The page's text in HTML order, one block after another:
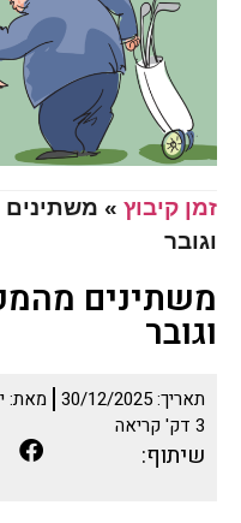
זמן קיבוץ »
וגובר
משתינים
וגובר
תאריך:30/12/2025 מאת:
3 דק' קריאה
שיתוף: